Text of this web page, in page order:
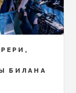
БИЛАНА